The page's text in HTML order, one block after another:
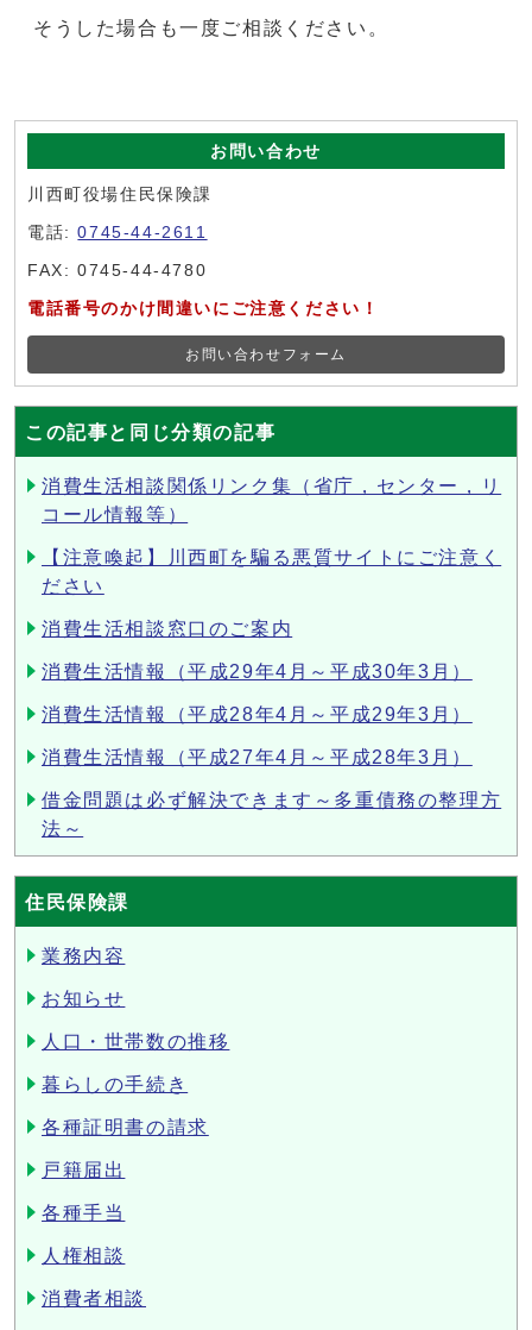
そうした場合も一度ご相談ください。
お問い合わせ
川西町役場住民保険課
電話:0745-44-2611
FAX: 0745-44-4780
電話番号のかけ間違いにご注意ください！
お問い合わせフォーム
この記事と同じ分類の記事
消費生活相談関係リンク集（省庁，センター，リ
コール情報等）
【注意喚起】川西町を騙る悪質サイトにご注意く
ださい
消費生活相談窓口のご案内
消費生活情報（平成29年4月～平成30年3月）
消費生活情報（平成28年4月～平成29年3月）
消費生活情報（平成27年4月～平成28年3月）
借金問題は必ず解決できます～多重債務の整理方
法～
住民保険課
業務内容
お知らせ
人口・世帯数の推移
暮らしの手続き
各種証明書の請求
戸籍届出
各種手当
人権相談
消費者相談